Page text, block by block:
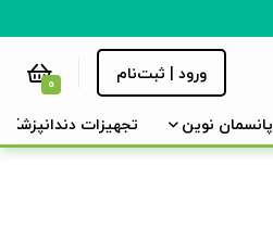
ورود | ثبت‌نام 0
پانسمان نوین تجهیزات دندانپزشکی